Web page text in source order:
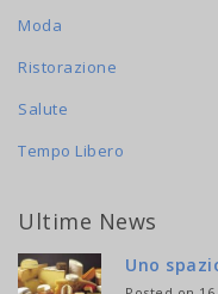
Moda
Ristorazione
Salute
Tempo Libero
Ultime News
Uno